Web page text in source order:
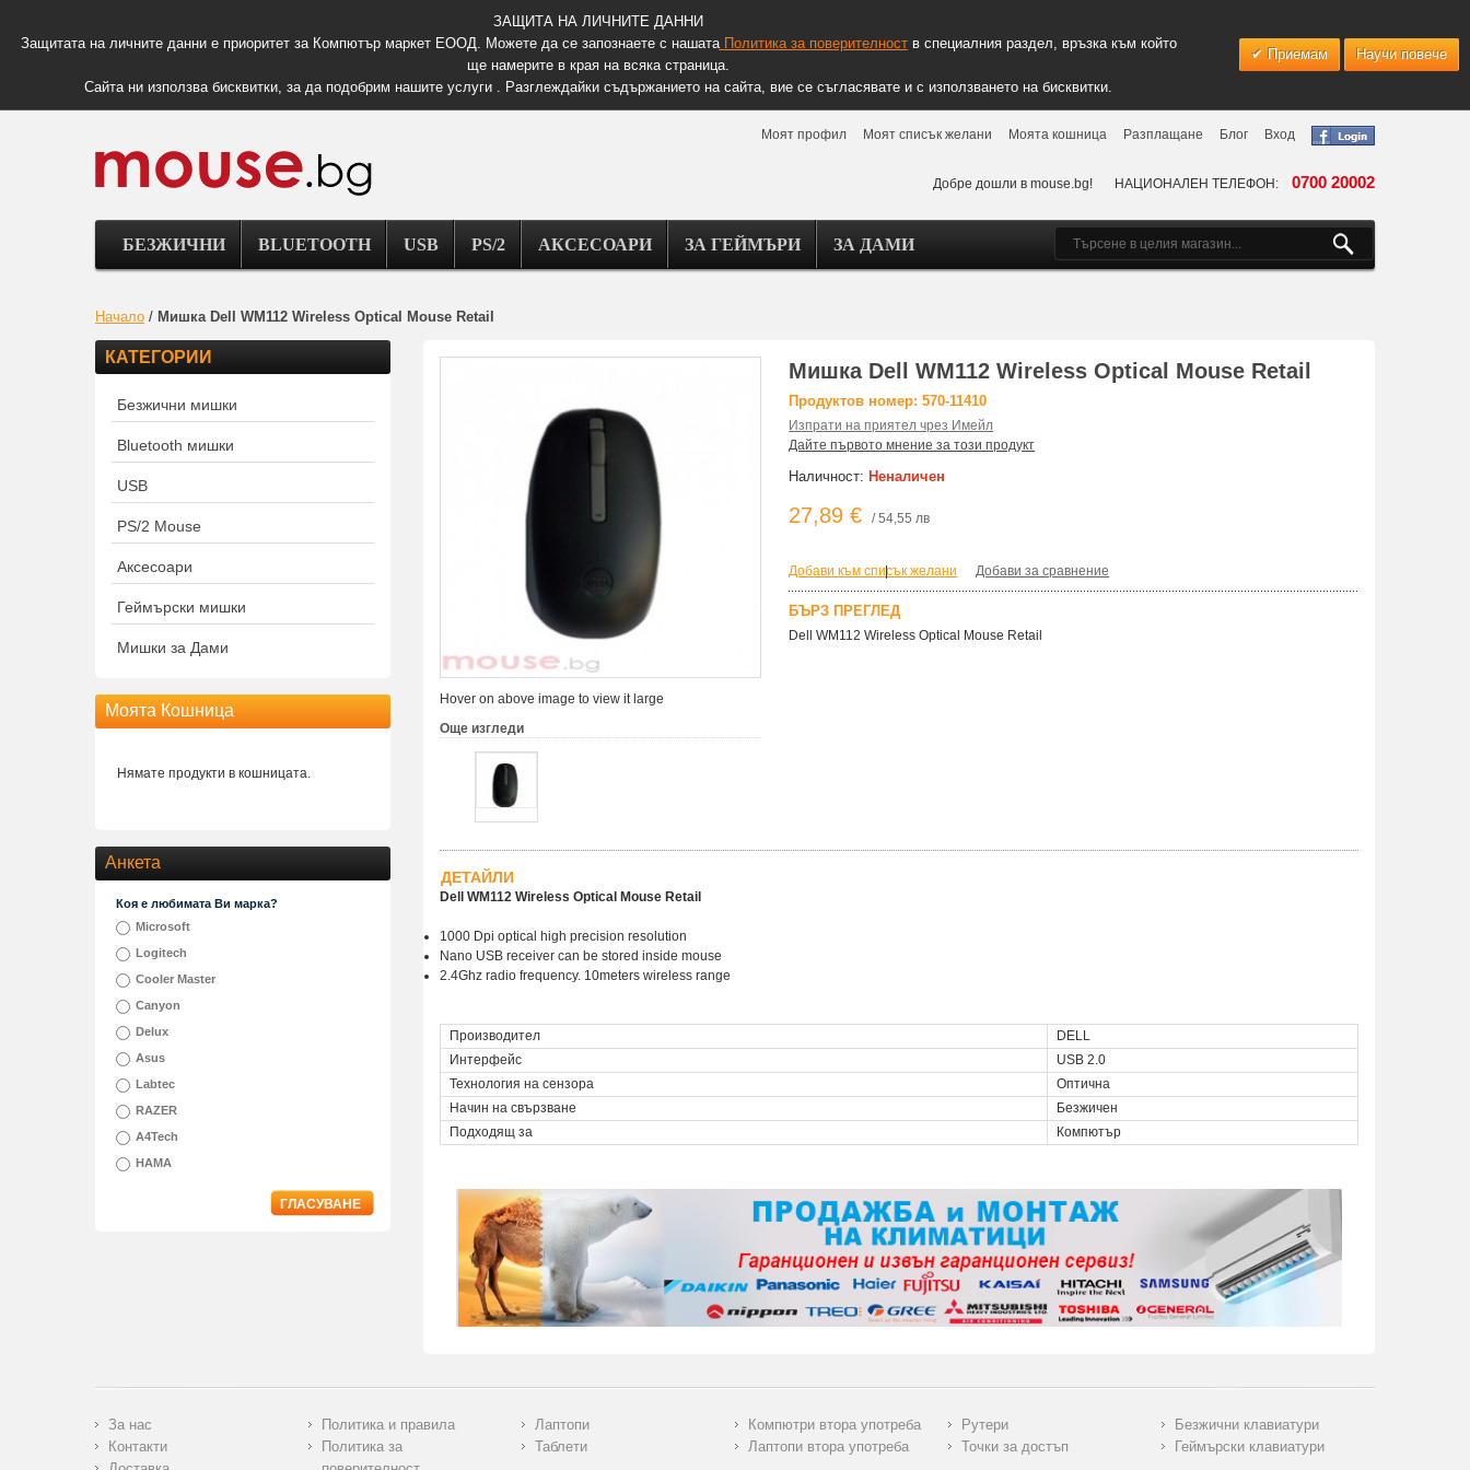
ЗАЩИТА НА ЛИЧНИТЕ ДАННИ
Защитата на личните данни е приоритет за Компютър маркет ЕООД. Можете да се запознаете с нашатаПолитика за поверителноств специалния раздел, връзка към който
ще намерите в края на всяка страница.
Сайта ни използва бисквитки, за да подобрим нашите услуги . Разглеждайки съдържанието на сайта, вие се съгласявате и с използването на бисквитки.
Приемам Научи повече
Моят профил Моят списък желани Моята кошница Разплащане Блог Вход
Добре дошли в mouse.bg! НАЦИОНАЛЕН ТЕЛЕФОН: 0700 20002
БЕЗЖИЧНИ BLUETOOTH USB PS/2 АКСЕСОАРИ ЗА ГЕЙМЪРИ ЗА ДАМИ
Начало / Мишка Dell WM112 Wireless Optical Mouse Retail
Hover on above image to view it large
Още изгледи
Мишка Dell WM112 Wireless Optical Mouse Retail
Продуктов номер: 570-11410
Изпрати на приятел чрез Имейл
Дайте първото мнение за този продукт
Наличност: Неналичен
27,89 € / 54,55 лв
Добави към списък желани
| Добави за сравнение
БЪРЗ ПРЕГЛЕД
Dell WM112 Wireless Optical Mouse Retail
ДЕТАЙЛИ
Dell WM112 Wireless Optical Mouse Retail
1000 Dpi optical high precision resolution
Nano USB receiver can be stored inside mouse
2.4Ghz radio frequency. 10meters wireless range
Производител
DELL
Интерфейс
USB 2.0
Технология на сензора
Оптична
Начин на свързване
Безжичен
Подходящ за
Компютър
КАТЕГОРИИ
Безжични мишки
Bluetooth мишки
USB
PS/2 Mouse
Аксесоари
Геймърски мишки
Мишки за Дами
Моята Кошница
Нямате продукти в кошницата.
Анкета
Коя е любимата Ви марка?
Microsoft
Logitech
Cooler Master
Canyon
Delux
Asus
Labtec
RAZER
A4Tech
HAMA
ГЛАСУВАНЕ
За нас
Контакти
Политика и правила
Политика за
Лаптопи
Таблети
Компютри втора употреба
Лаптопи втора употреба
Рутери
Точки за достъп
Безжични клавиатури
Геймърски клавиатури